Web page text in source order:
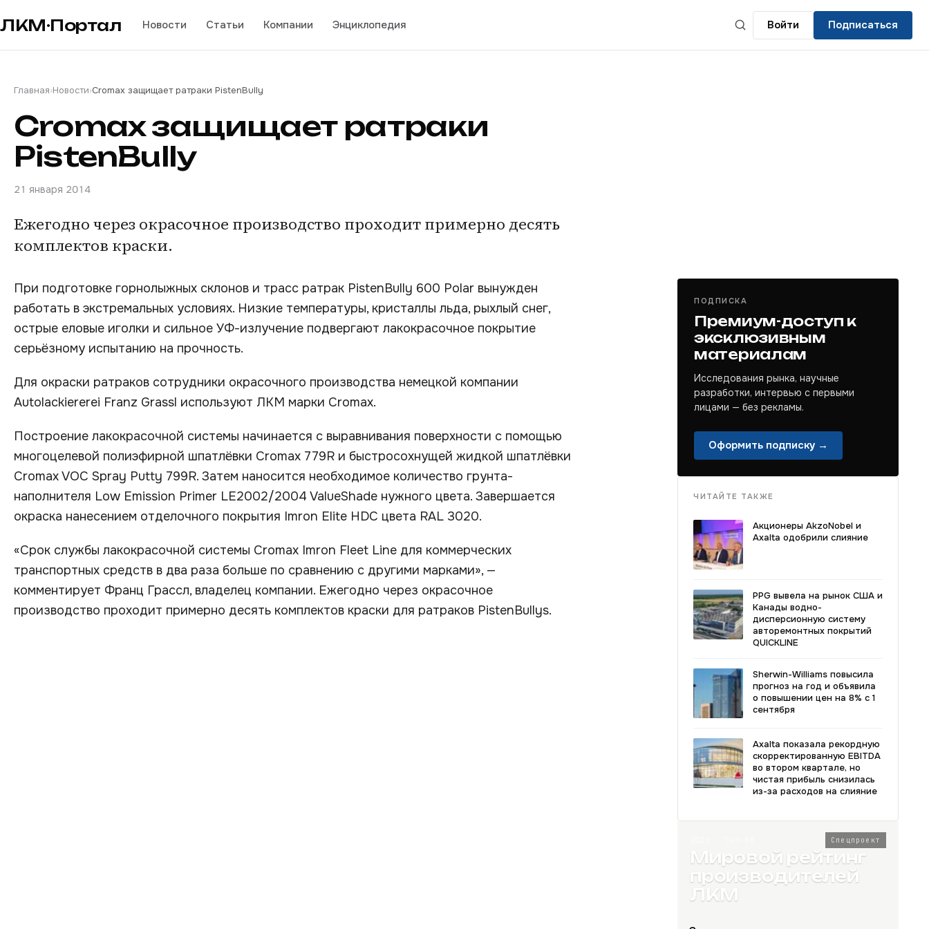
ЛКМ·Портал Новости Статьи Компании Энциклопедия Войти Подписаться
Главная›Новости›Cromax защищает ратраки PistenBully
Cromax защищает ратраки
PistenBully
21 января 2014
Ежегодно через окрасочное производство проходит примерно десять
комплектов краски.
При подготовке горнолыжных склонов и трасс ратрак PistenBully 600 Polar вынужден
работать в экстремальных условиях. Низкие температуры, кристаллы льда, рыхлый снег,
острые еловые иголки и сильное УФ-излучение подвергают лакокрасочное покрытие
серьёзному испытанию на прочность.
Для окраски ратраков сотрудники окрасочного производства немецкой компании
Autolackiererei Franz Grassl используют ЛКМ марки Cromax.
Построение лакокрасочной системы начинается с выравнивания поверхности с помощью
многоцелевой полиэфирной шпатлёвки Cromax 779R и быстросохнущей жидкой шпатлёвки
Cromax VOC Spray Putty 799R. Затем наносится необходимое количество грунта-
наполнителя Low Emission Primer LE2002/2004 ValueShade нужного цвета. Завершается
окраска нанесением отделочного покрытия Imron Elite HDC цвета RAL 3020.
«Срок службы лакокрасочной системы Cromax Imron Fleet Line для коммерческих
транспортных средств в два раза больше по сравнению с другими марками», —
комментирует Франц Грассл, владелец компании. Ежегодно через окрасочное
производство проходит примерно десять комплектов краски для ратраков PistenBullys.
ПОДПИСКА
Премиум-доступ к
эксклюзивным
материалам
Исследования рынка, научные
разработки, интервью с первыми
лицами — без рекламы.
Оформить подписку →
ЧИТАЙТЕ ТАКЖЕ
Акционеры AkzoNobel и
Axalta одобрили слияние
PPG вывела на рынок США и
Канады водно-
дисперсионную систему
авторемонтных покрытий
QUICKLINE
Sherwin-Williams повысила
прогноз на год и объявила
о повышении цен на 8% с 1
сентября
Axalta показала рекордную
скорректированную EBITDA
во втором квартале, но
чистая прибыль снизилась
из-за расходов на слияние
Спецпроект
Мировой рейтинг
производителей
ЛКМ